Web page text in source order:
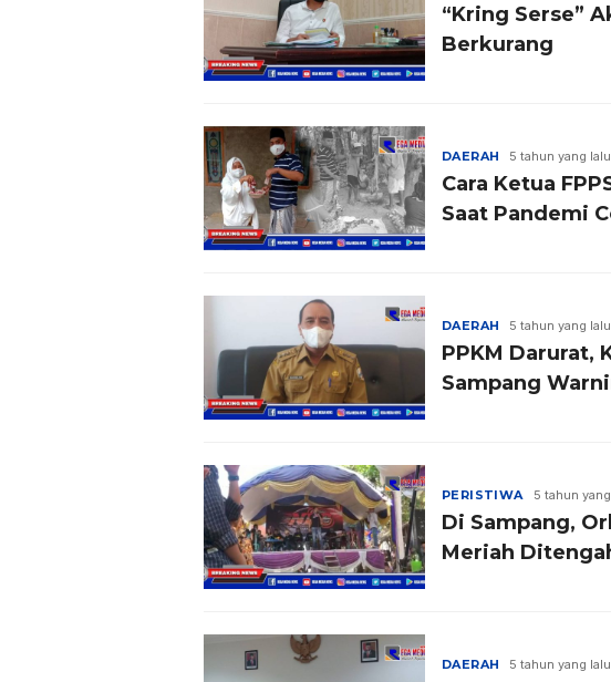
“Kring Serse”
Berkurang
DAERAH 5 tahun yang lalu
Cara Ketua
Saat Pandemi
DAERAH 5 tahun yang lalu
PPKM Darurat,
Sampang
PERISTIWA 5 tahun
Di Sampang,
Meriah
DAERAH 5 tahun yang lalu